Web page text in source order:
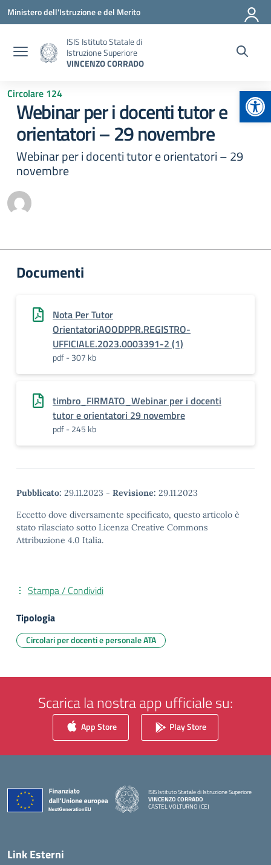
Vai ai contenuti
Vai al menu di navigazione
Vai al footer
Ministero dell'Istruzione e del Merito
ISIS Istituto Statale di
Istruzione Superiore
VINCENZO CORRADO
Circolare 124
Webinar per i docenti tutor e
orientatori – 29 novembre
Webinar per i docenti tutor e orientatori – 29
novembre
Documenti
Nota Per Tutor
OrientatoriAOODPPR.REGISTRO-
UFFICIALE.2023.0003391-2 (1)
pdf - 307 kb
timbro_FIRMATO_Webinar per i docenti
tutor e orientatori 29 novembre
pdf - 245 kb
Pubblicato: 29.11.2023 - Revisione: 29.11.2023
Eccetto dove diversamente specificato, questo articolo è
stato rilasciato sotto Licenza Creative Commons
Attribuzione 4.0 Italia.
Stampa / Condividi
Tipologia
Circolari per docenti e personale ATA
Scarica la nostra app ufficiale su:
App Store Play Store
ISIS Istituto Statale di Istruzione Superiore
VINCENZO CORRADO
CASTEL VOLTURNO (CE)
Link Esterni